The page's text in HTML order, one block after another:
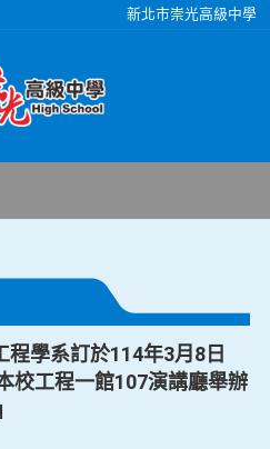
新北市崇光高級中學
程學系訂於114年3月8日
校工程一館107演講廳舉辦